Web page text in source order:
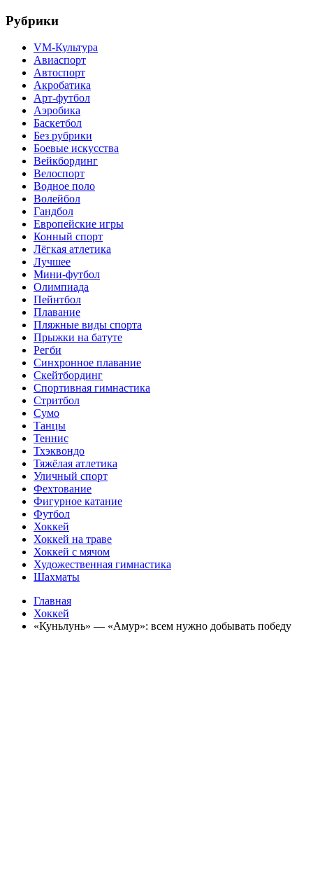
Рубрики
VM-Культура
Авиаспорт
Автоспорт
Акробатика
Арт-футбол
Аэробика
Баскетбол
Без рубрики
Боевые искусства
Вейкбординг
Велоспорт
Водное поло
Волейбол
Гандбол
Европейские игры
Конный спорт
Лёгкая атлетика
Лучшее
Мини-футбол
Олимпиада
Пейнтбол
Плавание
Пляжные виды спорта
Прыжки на батуте
Регби
Синхронное плавание
Скейтбординг
Спортивная гимнастика
Стритбол
Сумо
Танцы
Теннис
Тхэквондо
Тяжёлая атлетика
Уличный спорт
Фехтование
Фигурное катание
Футбол
Хоккей
Хоккей на траве
Хоккей с мячом
Художественная гимнастика
Шахматы
Главная
Хоккей
«Куньлунь» — «Амур»: всем нужно добывать победу